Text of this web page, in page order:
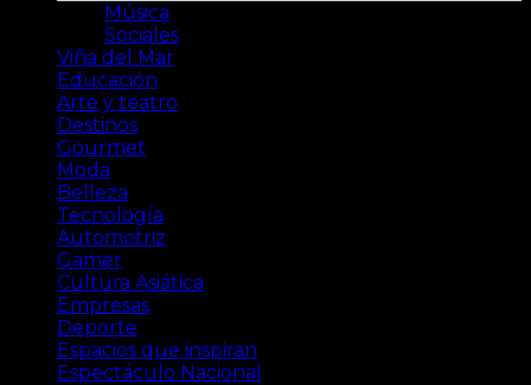
Música
Sociales
Viña del Mar
Educación
Arte y teatro
Destinos
Gourmet
Moda
Belleza
Tecnología
Automotriz
Gamer
Cultura Asiática
Empresas
Deporte
Espacios que inspiran
Espectáculo Nacional